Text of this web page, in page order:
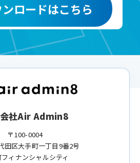
ロードはこちら
社Air Admin8
〒100-0004
田区大手町一丁目9番2号
ィナンシャルシティ